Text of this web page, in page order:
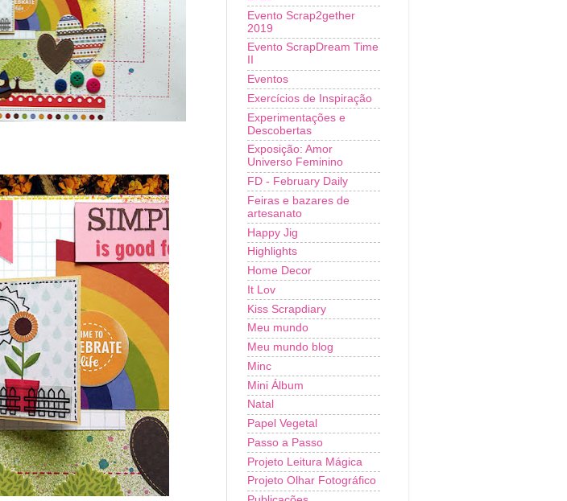
Evento Scrap2gether
2019
Evento ScrapDream Time
Eventos
Exercícios de Inspiração
Experimentações e
Descobertas
Exposição: Amor
Universo Feminino
FD - February Daily
Feiras e bazares de
artesanato
Happy Jig
Highlights
Home Decor
It Lov
Kiss Scrapdiary
Meu mundo
Meu mundo blog
Minc
Mini Álbum
Natal
Papel Vegetal
Passo a Passo
Projeto Leitura Mágica
Projeto Olhar Fotográfico